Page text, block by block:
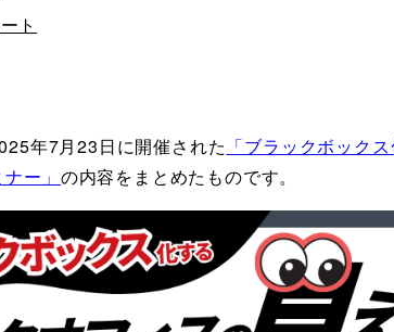
ト
年7月23日に開催された 「ブラックボック
ー」 の内容をまとめたものです。